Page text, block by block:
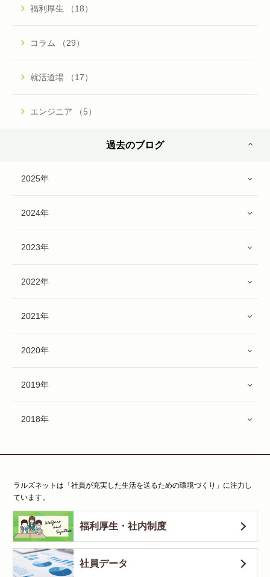
福利厚生 （18）
コラム （29）
就活道場 （17）
エンジニア （5）
過去のブログ
2025年
2024年
2023年
2022年
2021年
2020年
2019年
2018年
ラルズネットは「社員が充実した生活を送るための環境づくり」に注力し
ています。
福利厚生・社内制度
社員データ